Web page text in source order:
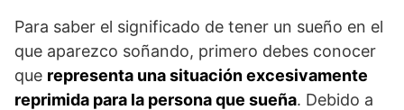
Para saber el significado de tener un sueño en el
que aparezco soñando, primero debes conocer
que representa una situación excesivamente
reprimida para la persona que sueña. Debido a